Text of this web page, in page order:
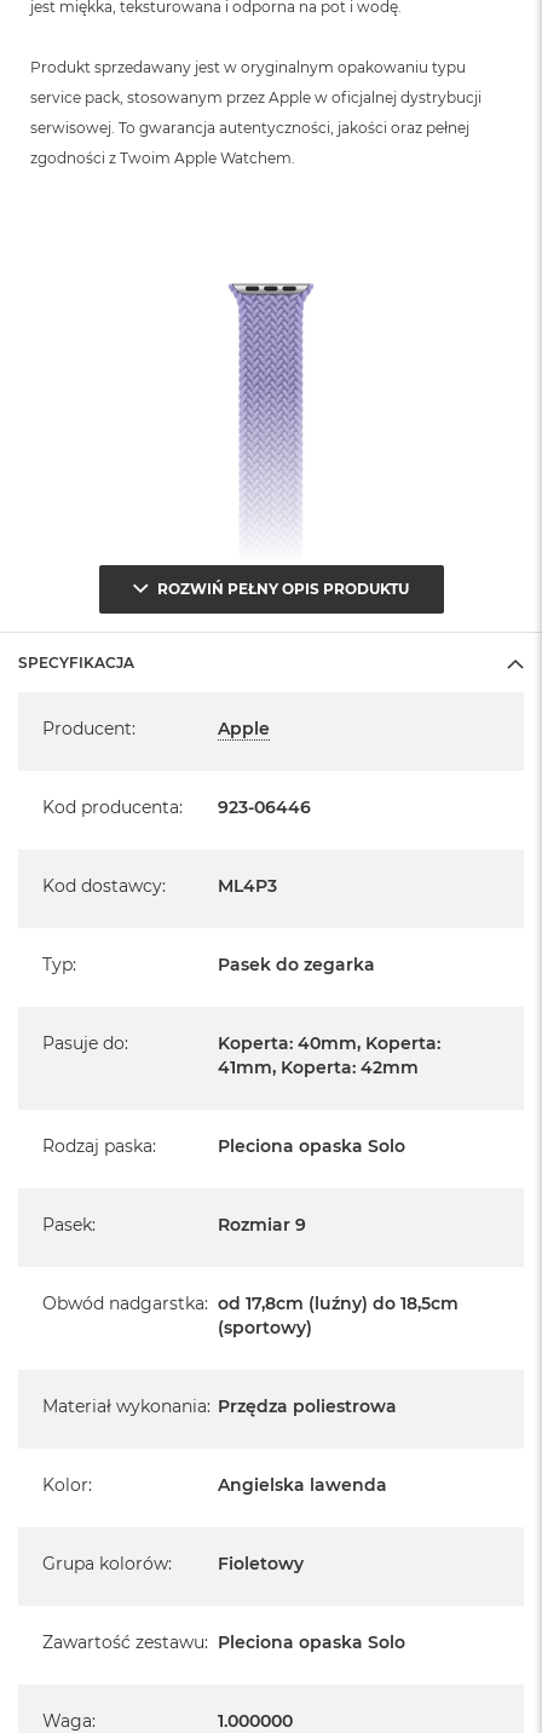
jest miękka, teksturowana i odporna na pot i wodę.
Produkt sprzedawany jest w oryginalnym opakowaniu typu
service pack, stosowanym przez Apple w oficjalnej dystrybucji
serwisowej. To gwarancja autentyczności, jakości oraz pełnej
zgodności z Twoim Apple Watchem.
ROZWIŃ PEŁNY OPIS PRODUKTU
SPECYFIKACJA
Producent: Apple
Kod producenta: 923-06446
Kod dostawcy: ML4P3
Typ: Pasek do zegarka
Pasuje do:
Koperta: 40mm, Koperta:
41mm, Koperta: 42mm
Rodzaj paska: Pleciona opaska Solo
Pasek: Rozmiar 9
Obwód nadgarstka: od 17,8cm (luźny) do 18,5cm
(sportowy)
Materiał wykonania: Przędza poliestrowa
Kolor: Angielska lawenda
Grupa kolorów: Fioletowy
Zawartość zestawu: Pleciona opaska Solo
Waga: 1.000000